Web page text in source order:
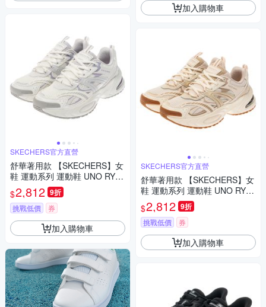
SKECHERS官方直營
舒華著用款 【SKECHERS】女
鞋 運動系列 運動鞋 UNO RYZ
E - 177606WLV
$2,812 9折
挑戰低價 券
加入購物車
加入購物車
SKECHERS官方直營
舒華著用款 【SKECHERS】女
鞋 運動系列 運動鞋 UNO RYZ
E - 177606NTTP
$2,812 9折
挑戰低價 券
加入購物車